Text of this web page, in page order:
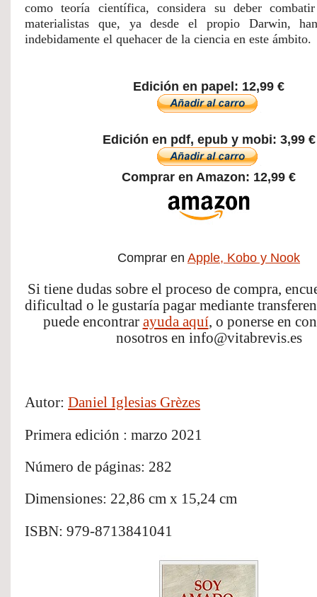
como teoría científica, considera su deber
materialistas que, ya desde el propio Darwin,
indebidamente el quehacer de la ciencia en este ámbito.
Edición en papel: 12,99 €
Edición en pdf, epub y mobi: 3,99 €
Comprar en Amazon: 12,99 €
Comprar en Apple, Kobo y Nook
Si tiene dudas sobre el proceso de compra,
dificultad o le gustaría pagar mediante
puede encontrar ayuda aquí, o ponerse en
nosotros en info@vitabrevis.es
Autor: Daniel Iglesias Grèzes
Primera edición : marzo 2021
Número de páginas: 282
Dimensiones: 22,86 cm x 15,24 cm
ISBN: 979-8713841041